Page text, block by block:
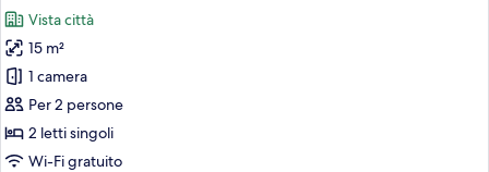
le
foto
per
Camera
con
2
Vista città
15 m²
1 camera
Per 2 persone
2 letti singoli
Wi-Fi gratuito